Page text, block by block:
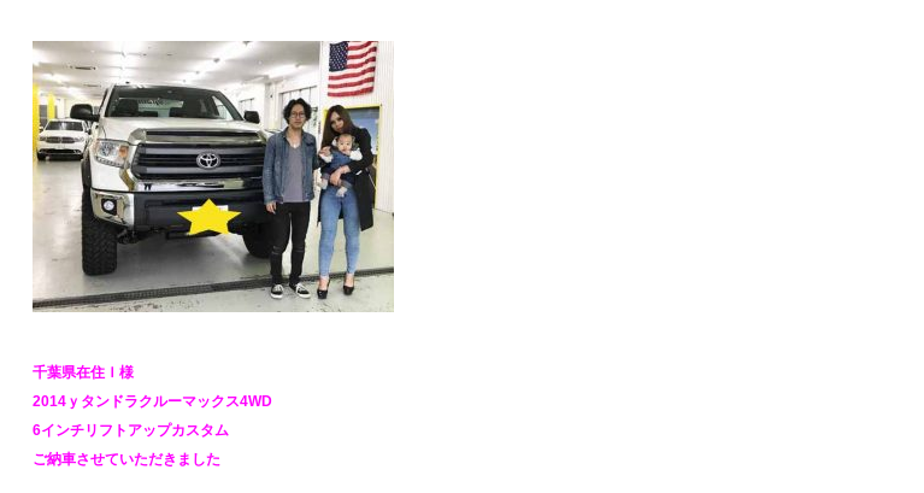
千葉県在住Ｉ様
2014ｙタンドラクルーマックス4WD
6インチリフトアップカスタム
ご納車させていただきました